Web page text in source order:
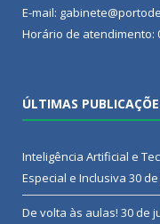
E-mail:
Horário de atendimento:
ÚLTIMAS
Inteligência Artificial e
Especial e Inclusiva 30
De volta às aulas! 30 de